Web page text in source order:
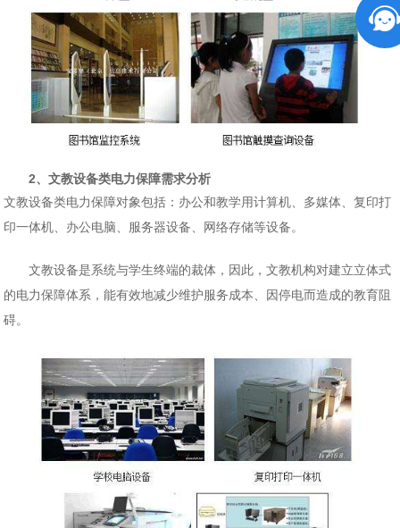
2、文教设备类电力保障需求分析
文教设备类电力保障对象包括：办公和教学用计算机、多媒体、复印打
印一体机、办公电脑、服务器设备、网络存储等设备。
文教设备是系统与学生终端的裁体，因此，文教机构对建立立体式
的电力保障体系，能有效地减少维护服务成本、因停电而造成的教育阻
碍。